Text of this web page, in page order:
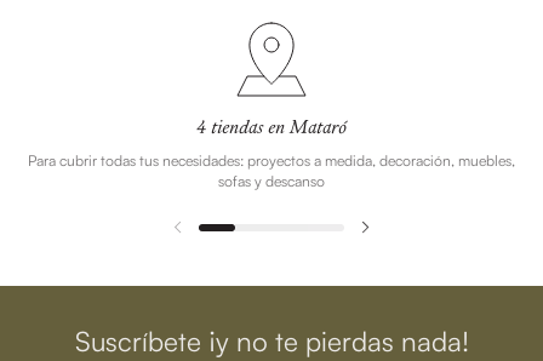
4 tiendas en Mataró
Para cubrir todas tus necesidades: proyectos a medida, decoración, muebles,
sofas y descanso
Suscríbete ¡y no te pierdas nada!